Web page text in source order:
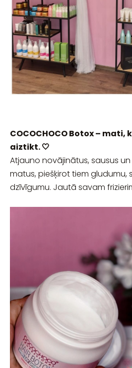
COCOCHOCO Botox – mati,
aiztikt. 🤍
Atjauno novājinātus, sausus
matus, piešķirot tiem gludumu,
dzīvīgumu. Jautā savam